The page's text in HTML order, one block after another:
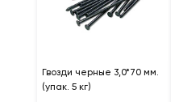
Гвозди черные 3,0*70 мм.
(упак. 5 кг)